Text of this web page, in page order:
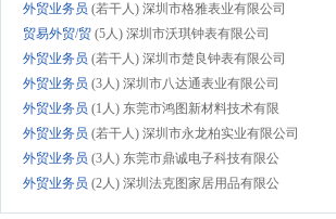
外贸业务员 (若干人) 深圳市格雅表业有限公司
贸易外贸/贸 (5人) 深圳市沃琪钟表有限公司
外贸业务员 (若干人) 深圳市楚良钟表有限公司
外贸业务员 (3人) 深圳市八达通表业有限公司
外贸业务员 (1人) 东莞市鸿图新材料技术有限
外贸业务员 (若干人) 深圳市永龙柏实业有限公司
外贸业务员 (3人) 东莞市鼎诚电子科技有限公
外贸业务员 (2人) 深圳法克图家居用品有限公